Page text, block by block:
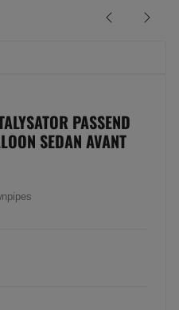
PASSEND
SEDAN AVANT